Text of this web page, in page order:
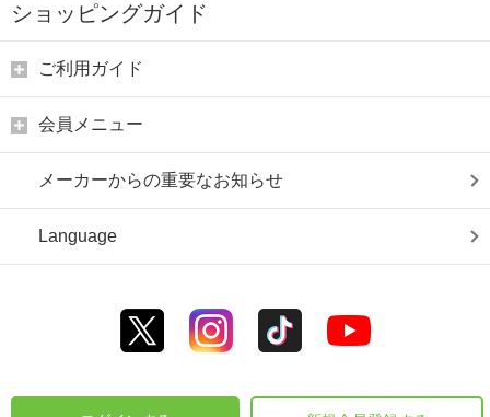
ショッピングガイド
ご利用ガイド
会員メニュー
メーカーからの重要なお知らせ
Language